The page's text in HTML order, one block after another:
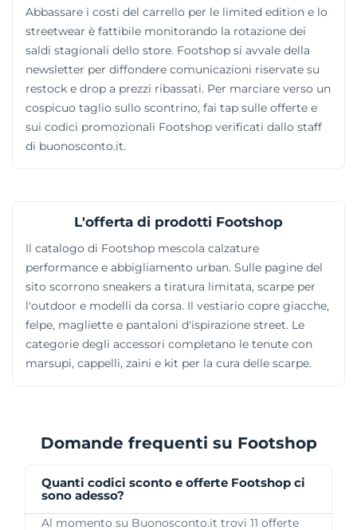
Abbassare i costi del carrello per le limited edition e lo
streetwear è fattibile monitorando la rotazione dei
saldi stagionali dello store. Footshop si avvale della
newsletter per diffondere comunicazioni riservate su
restock e drop a prezzi ribassati. Per marciare verso un
cospicuo taglio sullo scontrino, fai tap sulle offerte e
sui codici promozionali Footshop verificati dallo staff
di buonosconto.it.
L'offerta di prodotti Footshop
Il catalogo di Footshop mescola calzature
performance e abbigliamento urban. Sulle pagine del
sito scorrono sneakers a tiratura limitata, scarpe per
l'outdoor e modelli da corsa. Il vestiario copre giacche,
felpe, magliette e pantaloni d'ispirazione street. Le
categorie degli accessori completano le tenute con
marsupi, cappelli, zaini e kit per la cura delle scarpe.
Domande frequenti su Footshop
Quanti codici sconto e offerte Footshop ci
sono adesso?
Al momento su Buonosconto.it trovi 11 offerte